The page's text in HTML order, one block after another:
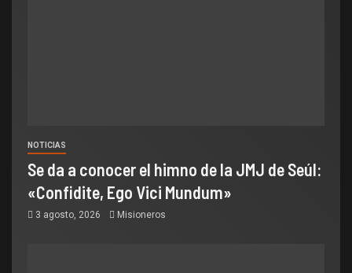
NOTICIAS
Se da a conocer el himno de la JMJ de Seúl:
«Confidite, Ego Vici Mundum»
3 agosto, 2026 Misioneros